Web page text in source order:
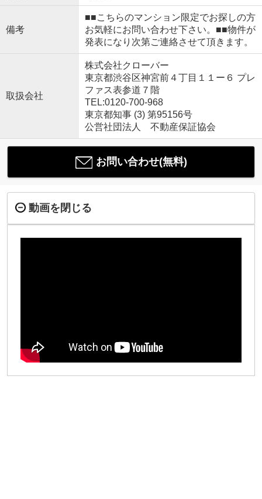
備考
■■こちらのマンション限定でお探しの方
お気軽にお問い合わせ下さい。■■物件が
発表になり次第ご連絡させて頂きます。
取扱会社
株式会社クローバー
東京都渋谷区神宮前４丁目１１ー６ プレ
ファス表参道７階
TEL:0120-700-968
東京都知事 (3) 第95156号
公営社団法人 不動産保証協会
お問い合わせ(無料)
動画を閉じる